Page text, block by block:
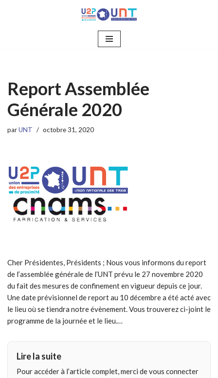
Report Assemblée
Générale 2020
parUNT octobre 31, 2020
Cher Présidentes, Présidents ; Nous vous informons du report
de l’assemblée générale de l’UNT prévu le 27 novembre 2020
du fait des mesures de confinement en vigueur depuis ce jour.
Une date prévisionnel de report au 10 décembre a été acté avec
le lieu où se tiendra notre évènement. Vous trouverez ci-joint le
programme de la journée et le lieu.…
Lire la suite
Pour accéder à l’article complet, merci de vous connecter